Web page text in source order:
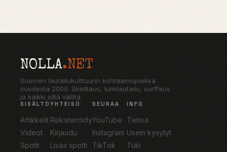
NOLLA.NET
Suomen lautailukulttuurin kohtaamispaikka
vuodesta 2000. Skeittaus, lumilautailu, surffaus
ja kaikki siltä väliltä.
SISÄLTÖ
Artikkelit
Videot
Spotit
YHTEISÖ
Rekisteröidy
Kirjaudu
Lisää spotti
SEURAA
YouTube
Instagram
TikTok
INFO
Tietoa
Usein kysytyt
Tuki